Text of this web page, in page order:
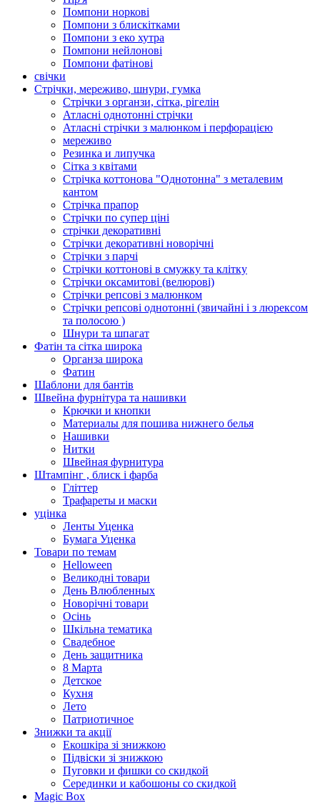
Помпони норкові
Помпони з блискітками
Помпони з еко хутра
Помпони нейлонові
Помпони фатінові
свічки
Стрічки, мереживо, шнури, гумка
Стрічки з органзи, сітка, рігелін
Атласні однотонні стрічки
Атласні стрічки з малюнком і перфорацією
мереживо
Резинка и липучка
Сітка з квітами
Стрічка коттонова "Однотонна" з металевим
кантом
Стрічка прапор
Стрічки по супер ціні
стрічки декоративні
Стрічки декоративні новорічні
Стрічки з парчі
Стрічки коттонові в смужку та клітку
Стрічки оксамитові (велюрові)
Стрічки репсові з малюнком
Стрічки репсові однотонні (звичайні і з люрексом
та полосою )
Шнури та шпагат
Фатін та сітка широка
Органза широка
Фатин
Шаблони для бантів
Швейна фурнітура та нашивки
Крючки и кнопки
Материалы для пошива нижнего белья
Нашивки
Нитки
Швейная фурнитура
Штампінг , блиск і фарба
Гліттер
Трафареты и маски
уцінка
Ленты Уценка
Бумага Уценка
Товари по темам
Helloween
Великодні товари
День Влюбленных
Новорічні товари
Осінь
Шкільна тематика
Свадебное
День защитника
8 Марта
Детское
Кухня
Лето
Патриотичное
Знижки та акції
Екошкіра зі знижкою
Підвіски зі знижкою
Пуговки и фишки со скидкой
Серединки и кабошоны со скидкой
Magic Box